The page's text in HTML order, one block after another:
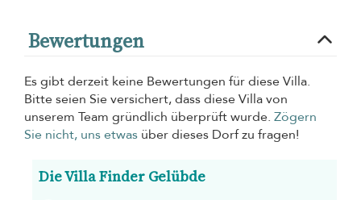
Bewertungen
Es gibt derzeit keine Bewertungen für diese Villa.
Bitte seien Sie versichert, dass diese Villa von
unserem Team gründlich überprüft wurde. Zögern
Sie nicht, uns etwas über dieses Dorf zu fragen!
Die Villa Finder Gelübde